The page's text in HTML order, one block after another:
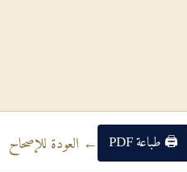
🖨 طباعة PDF ← العودة للإصحاح